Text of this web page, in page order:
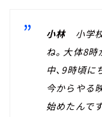
小林小学校
ね。大体8
中、9時頃
今からやる
始めたんで